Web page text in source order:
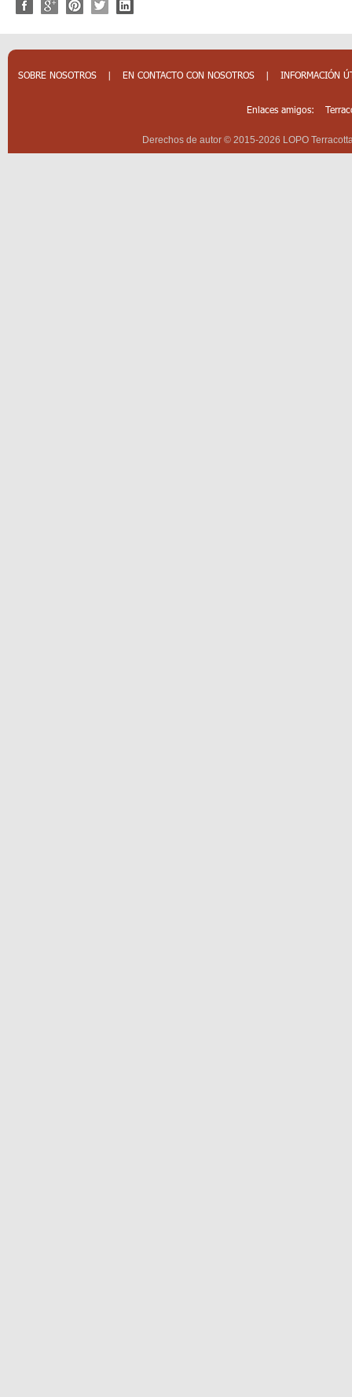
SOBRE NOSOTROS | EN CONTACTO CON NOSOTROS | INFORMACIÓN
Enlaces amigos:
Derechos de autor © 2015-2026 LOPO